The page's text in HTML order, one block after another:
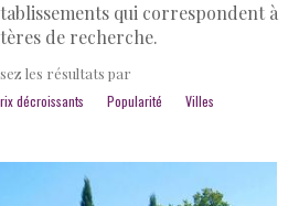
qui correspondent à
de recherche.
les résultats par
décroissants Popularité Villes